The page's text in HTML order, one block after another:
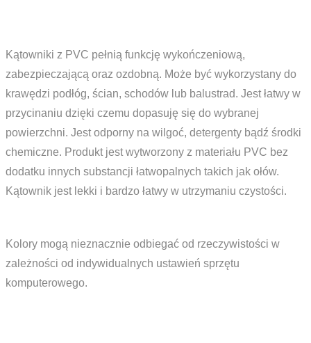
Kątowniki z PVC pełnią funkcję wykończeniową,
zabezpieczającą oraz ozdobną. Może być wykorzystany do
krawędzi podłóg, ścian, schodów lub balustrad. Jest łatwy w
przycinaniu dzięki czemu dopasuję się do wybranej
powierzchni. Jest odporny na wilgoć, detergenty bądź środki
chemiczne. Produkt jest wytworzony z materiału PVC bez
dodatku innych substancji łatwopalnych takich jak ołów.
Kątownik jest lekki i bardzo łatwy w utrzymaniu czystości.
Kolory mogą nieznacznie odbiegać od rzeczywistości w
zależności od indywidualnych ustawień sprzętu
komputerowego.